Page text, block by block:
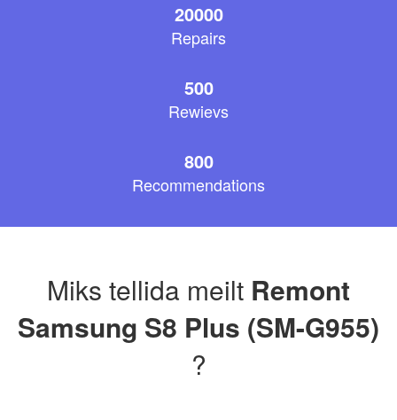
20000
Repairs
500
Rewievs
800
Recommendations
Miks tellida meilt Remont
Samsung S8 Plus (SM-G955)
?